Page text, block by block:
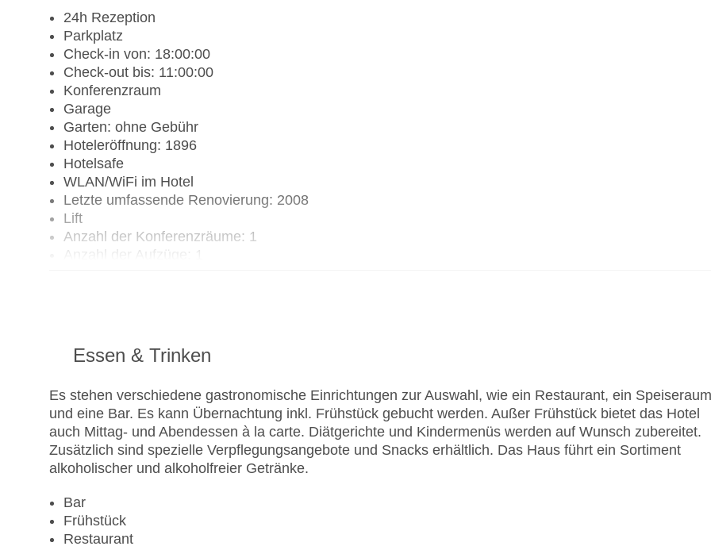
24h Rezeption
Parkplatz
Check-in von: 18:00:00
Check-out bis: 11:00:00
Konferenzraum
Garage
Garten: ohne Gebühr
Hoteleröffnung: 1896
Hotelsafe
WLAN/WiFi im Hotel
Letzte umfassende Renovierung: 2008
Lift
Anzahl der Konferenzräume: 1
Anzahl der Aufzüge: 1
Pools:Outdoor Pool, Liegen am Pool
Zahlungsarten: American Express, Diners Club, EC Maestro, Mastercard, Visa
Essen & Trinken
Es stehen verschiedene gastronomische Einrichtungen zur Auswahl, wie ein Restaurant, ein Speiseraum
und eine Bar. Es kann Übernachtung inkl. Frühstück gebucht werden. Außer Frühstück bietet das Hotel
auch Mittag- und Abendessen à la carte. Diätgerichte und Kindermenüs werden auf Wunsch zubereitet.
Zusätzlich sind spezielle Verpflegungsangebote und Snacks erhältlich. Das Haus führt ein Sortiment
alkoholischer und alkoholfreier Getränke.
Bar
Frühstück
Restaurant